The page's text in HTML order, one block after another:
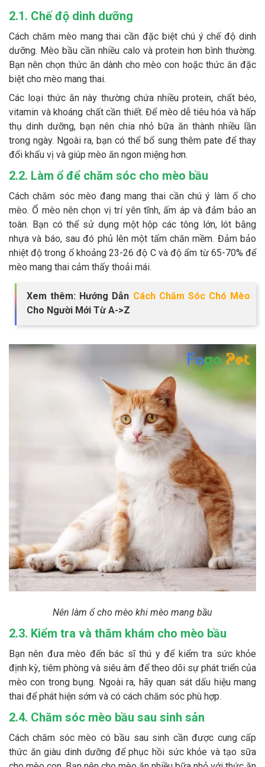
2.1. Chế độ dinh dưỡng
Cách chăm mèo mang thai cần đặc biệt chú ý chế độ dinh
dưỡng. Mèo bầu cần nhiều calo và protein hơn bình thường.
Bạn nên chọn thức ăn dành cho mèo con hoặc thức ăn đặc
biệt cho mèo mang thai.
Các loại thức ăn này thường chứa nhiều protein, chất béo,
vitamin và khoáng chất cần thiết. Để mèo dễ tiêu hóa và hấp
thụ dinh dưỡng, bạn nên chia nhỏ bữa ăn thành nhiều lần
trong ngày. Ngoài ra, bạn có thể bổ sung thêm pate để thay
đổi khẩu vị và giúp mèo ăn ngon miệng hơn.
2.2. Làm ổ để chăm sóc cho mèo bầu
Cách chăm sóc mèo đang mang thai cần chú ý làm ổ cho
mèo. Ổ mèo nên chọn vị trí yên tĩnh, ấm áp và đảm bảo an
toàn. Bạn có thể sử dụng một hộp các tông lớn, lót bằng
nhựa và báo, sau đó phủ lên một tấm chăn mềm. Đảm bảo
nhiệt độ trong ổ khoảng 23-26 độ C và độ ẩm từ 65-70% để
mèo mang thai cảm thấy thoải mái.
Xem thêm: Hướng Dẫn Cách Chăm Sóc Chó Mèo
Cho Người Mới Từ A->Z
Nên làm ổ cho mèo khi mèo mang bầu
2.3. Kiểm tra và thăm khám cho mèo bầu
Bạn nên đưa mèo đến bác sĩ thú y để kiểm tra sức khỏe
định kỳ, tiêm phòng và siêu âm để theo dõi sự phát triển của
mèo con trong bụng. Ngoài ra, hãy quan sát dấu hiệu mang
thai để phát hiện sớm và có cách chăm sóc phù hợp.
2.4. Chăm sóc mèo bầu sau sinh sản
Cách chăm sóc mèo có bầu sau sinh cần được cung cấp
thức ăn giàu dinh dưỡng để phục hồi sức khỏe và tạo sữa